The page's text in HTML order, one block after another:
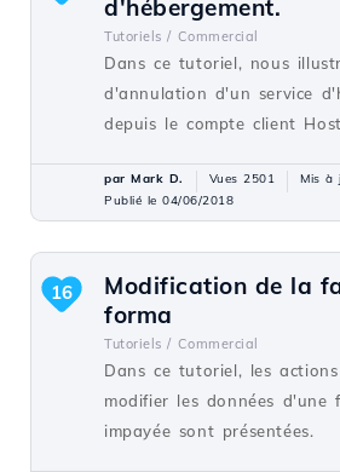
d'hébergement.
Tutoriels / Commercial
Dans ce tutoriel, nous
d'annulation d'un service
depuis le compte client
par Mark D. Vues 2501
Mis à
Publié le 04/06/2018
Modification de la
forma
Tutoriels / Commercial
Dans ce tutoriel, les
modifier les données d'une
impayée sont présentées.
16